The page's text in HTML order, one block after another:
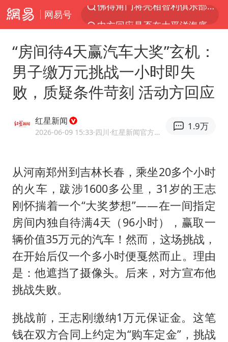
网易号
宇树科技发行价格150.80元/股
五粮液渠道价一箱上涨近百元
U17国足1分钟轰2球
法国将禁止“未经同意的电话营销”
24小时不关空调 电费会更低吗
中国养老床位“三连降”
多地要求领导干部带头休假
吉林一“温度计大楼”读数爆表
东方甄选被判赔偿江小白30万元
“房间待4天赢汽车大奖”玄机：
男子缴万元挑战一小时即失
败，质疑条件苛刻 活动方回应
红星新闻
2026-06-09 15:33·四川 ·红星新闻官方网易号
1.9万
从河南郑州到吉林长春，乘坐20多个小时
的火车，跋涉1600多公里，31岁的王志
刚怀揣着一个“大奖梦想”——在一间指定
房间内独自待满4天（96小时），赢取一
辆价值35万元的汽车！然而，这场挑战，
在开始后仅一个多小时便戛然而止。理由
是：他遮挡了摄像头。后来，对方宣布他
挑战失败。
挑战前，王志刚缴纳1万元保证金。这笔
钱在双方合同上约定为“购车定金”，挑战